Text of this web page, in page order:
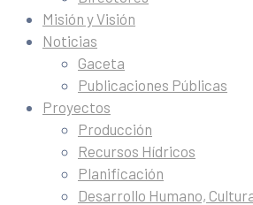
Misión y Visión
Noticias
Gaceta
Publicaciones Públicas
Proyectos
Producción
Recursos Hídricos
Planificación
Desarrollo Humano,